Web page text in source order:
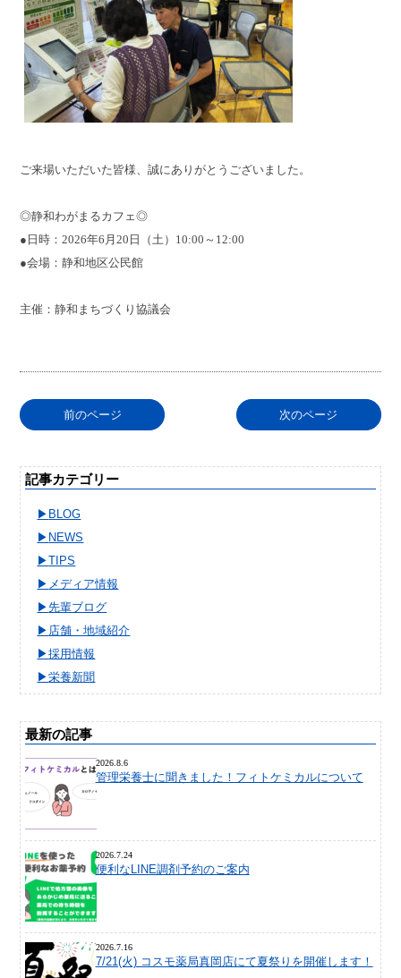
ご来場いただいた皆様、誠にありがとうございました。
◎静和わがまるカフェ◎
●日時：2026年6月20日（土）10:00～12:00
●会場：静和地区公民館
主催：静和まちづくり協議会
前のページ 次のページ
記事カテゴリー
BLOG
NEWS
TIPS
メディア情報
先輩ブログ
店舗・地域紹介
採用情報
栄養新聞
最新の記事
2026.8.6
管理栄養士に聞きました！フィトケミカルについて
2026.7.24
便利なLINE調剤予約のご案内
2026.7.16
7/21(火) コスモ薬局真岡店にて夏祭りを開催します！